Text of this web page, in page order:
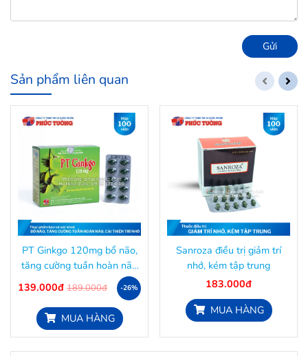
Gửi
Sản phẩm liên quan
PT Ginkgo 120mg bổ não,
tăng cường tuần hoàn não
và cải thiện trí nhớ
139.000đ 189.000đ -26%
MUA HÀNG
Sanroza điều trị giảm trí
nhớ, kém tập trung
183.000đ
MUA HÀNG